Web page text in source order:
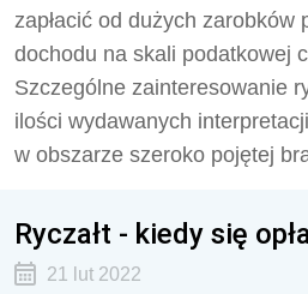
zapłacić od dużych zarobków
dochodu na skali podatkowej
Szczególne zainteresowanie
ilości wydawanych
w obszarze szeroko pojętej
Ryczałt - kiedy się
21 lut 2022